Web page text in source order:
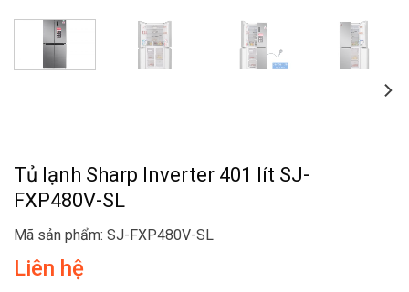
Tủ lạnh Sharp Inverter 401 lít SJ-
FXP480V-SL
Mã sản phẩm: SJ-FXP480V-SL
Liên hệ